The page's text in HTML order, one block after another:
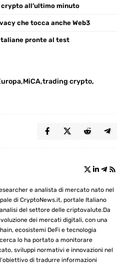
all’ultimo minuto
che tocca anche Web3
pronte al test
MiCA trading crypto
e analista di mercato nato nel
di CryptoNews.it, portale Italiano
del settore delle criptovalute.Da
dei mercati digitali, con una
ecosistemi DeFi e tecnologia
lo ha portato a monitorare
sviluppi normativi e innovazioni nel
di tradurre informazioni